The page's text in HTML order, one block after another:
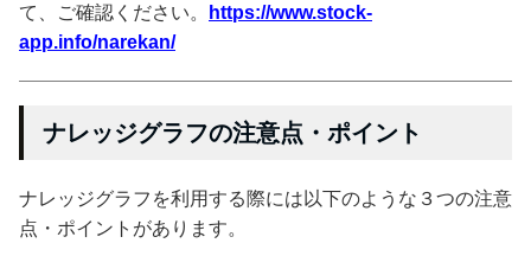
て、ご確認ください。
https://www.stock-
app.info/narekan/
ナレッジグラフの注意点・ポイント
ナレッジグラフを利用する際には以下のような３つの注意
点・ポイントがあります。